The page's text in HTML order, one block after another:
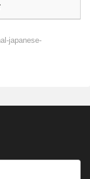
japanese-